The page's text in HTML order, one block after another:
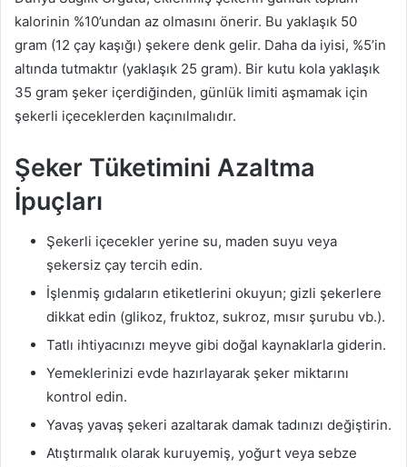
kalorinin %10’undan az olmasını önerir. Bu yaklaşık 50
gram (12 çay kaşığı) şekere denk gelir. Daha da iyisi, %5’in
altında tutmaktır (yaklaşık 25 gram). Bir kutu kola yaklaşık
35 gram şeker içerdiğinden, günlük limiti aşmamak için
şekerli içeceklerden kaçınılmalıdır.
Şeker Tüketimini Azaltma
İpuçları
Şekerli içecekler yerine su, maden suyu veya
şekersiz çay tercih edin.
İşlenmiş gıdaların etiketlerini okuyun; gizli şekerlere
dikkat edin (glikoz, fruktoz, sukroz, mısır şurubu vb.).
Tatlı ihtiyacınızı meyve gibi doğal kaynaklarla giderin.
Yemeklerinizi evde hazırlayarak şeker miktarını
kontrol edin.
Yavaş yavaş şekeri azaltarak damak tadınızı değiştirin.
Atıştırmalık olarak kuruyemiş, yoğurt veya sebze